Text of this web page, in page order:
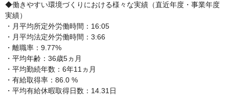
◆働きやすい環境づくりにおける様々な実績（直近年度・事業年度
実績）
・月平均所定外労働時間：16:05
・月平均法定外労働時間：3:66
・離職率：9.77%
・平均年齢：36歳5ヵ月
・平均勤続年数：6年11ヵ月
・有給取得率：86.0 %
・平均有給休暇取得日数：14.31日